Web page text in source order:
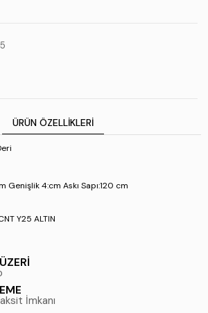
ÜRÜN ÖZELLIKLERI
Genişlik 4:cm Askı Sapı:120 cm
Y25 ALTIN
İmkanı